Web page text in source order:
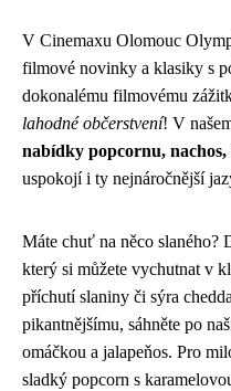
V Cinemaxu Olomouc
filmové novinky a klasiky s
dokonalému filmovému
lahodné občerstvení! V
nabídky popcornu,
uspokojí i ty nejnáročnější
Máte chuť na něco slaného?
který si můžete vychutnat v
příchutí slaniny či sýra
pikantnějšímu, sáhněte po
omáčkou a jalapeňos. Pro
sladký popcorn s